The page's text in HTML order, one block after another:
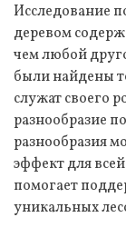
Исследование
деревом
чем любой
были найдены
служат своего
разнообразие
разнообразия
эффект для
помогает
уникальных